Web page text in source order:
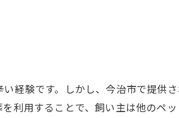
経験です。しかし、今治市で提供
利用することで、飼い主は他のペ